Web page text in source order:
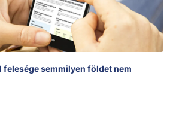
felesége semmilyen földet nem